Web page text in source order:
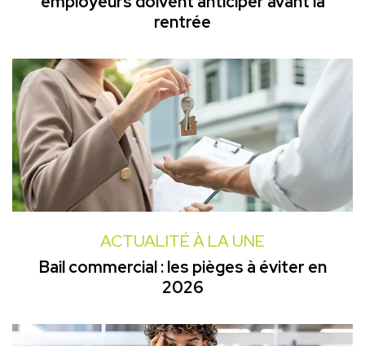
rentrée
ACTUALITÉ À LA UNE
Bail commercial : les pièges à éviter en
2026